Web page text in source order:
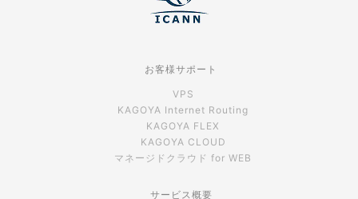
お客様サポート
VPS
KAGOYA Internet Routing
KAGOYA FLEX
KAGOYA CLOUD
マネージドクラウド for WEB
サービス概要